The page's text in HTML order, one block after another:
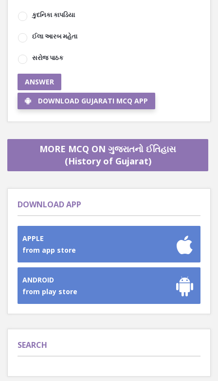
કુદનિકા કાપડિયા
ઈલા આરબ મહેતા
સરોજ પાઠક
ANSWER
DOWNLOAD GUJARATI MCQ APP
MORE MCQ ON ગુજરાતનો ઈતિહાસ
(History of Gujarat)
DOWNLOAD APP
APPLE
from app store
ANDROID
from play store
SEARCH